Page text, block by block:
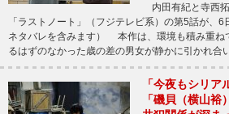
内田有紀と寺西
「ラストノート」（フジテレビ系）の第5話が、6
ネタバレを含みます） 本作は、環境も積み重ね
るはずのなかった歳の差の男女が静かに引かれ合
「今夜もシリア
「磯貝（横山